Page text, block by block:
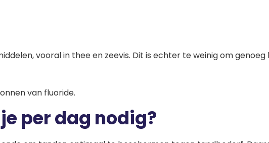
vooral in thee en zeevis. Dit is echter te weinig om
van fluoride.
per dag nodig?